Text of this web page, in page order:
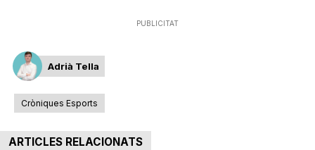
PUBLICITAT
Adrià Tella
Cròniques Esports
ARTICLES RELACIONATS